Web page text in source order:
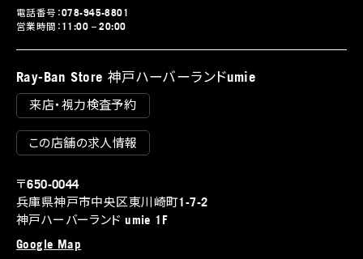
電話番号：078-945-8801
営業時間：11:00 – 20:00
Ray-Ban Store 神戸ハーバーランドumie
来店・視力検査予約
この店舗の求人情報
〒650-0044
兵庫県神戸市中央区東川崎町1-7-2
神戸ハーバーランド umie 1F
Google Map